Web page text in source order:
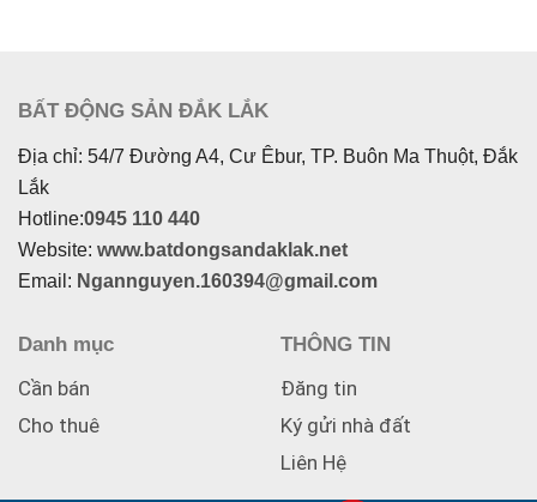
BẤT ĐỘNG SẢN ĐẮK LẮK
Địa chỉ: 54/7 Đường A4, Cư Êbur, TP. Buôn Ma Thuột, Đắk
Lắk
Hotline:0945 110 440
Website: www.batdongsandaklak.net
Email: Ngannguyen.160394@gmail.com
Danh mục
Cần bán
Cho thuê
THÔNG TIN
Đăng tin
Ký gửi nhà đất
Liên Hệ